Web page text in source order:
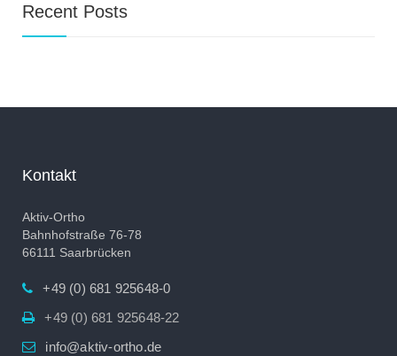
Recent Posts
Kontakt
Aktiv-Ortho
Bahnhofstraße 76-78
66111 Saarbrücken
+49 (0) 681 925648-0
+49 (0) 681 925648-22
info@aktiv-ortho.de